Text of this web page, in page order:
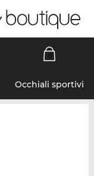
Occhiali sportivi